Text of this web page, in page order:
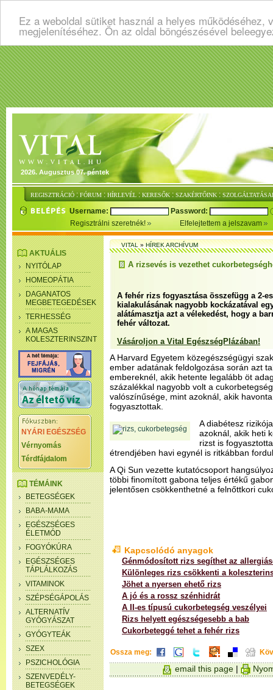
Ez a weboldal sütiket használ a helyes
megjelenítéséhez. Ön az oldal böngészésével
2026. Augusztus 07. péntek
REGISZTRÁCIÓ : FÓRUM : HÍRLEVÉL : KERESŐK : SZAKÉRTŐINK :
Username:
Password:
Regisztrálni szeretnék!
Elfelejtettem a jelszavam
AKTUÁLIS
NYITÓLAP
HOMEOPÁTIA
DAGANATOS
MEGBETEGEDÉSEK
TERHESSÉG
A MAGAS
KOLESZTERINSZINT
NYÁRI EGÉSZSÉG
Vérnyomás
Térdfájdalom
TÉMÁINK
BETEGSÉGEK
BABA-MAMA
EGÉSZSÉGES
ÉLETMÓD
FOGYÓKÚRA
EGÉSZSÉGES
TÁPLÁLKOZÁS
VITAMINOK
SZÉPSÉGÁPOLÁS
ALTERNATÍV
GYÓGYÁSZAT
GYÓGYTEÁK
SZEX
PSZICHOLÓGIA
SZENVEDÉLY-
BETEGSÉGEK
VITAL»HÍREK ARCHÍVUM
A rizsevés is vezethet
A fehér rizs fogyasztása összefügg a 2-
kialakulásának nagyobb kockázatával
alátámasztja azt a vélekedést, hogy a
fehér változat.
Vásároljon a Vital EgészségPlázában!
A Harvard Egyetem közegészségügyi
ember adatának feldolgozása során azt
embereknél, akik hetente legalább öt
százalékkal nagyobb volt a
valószínűsége, mint azoknál, akik
fogyasztottak.
A diabétesz
azoknál, akik heti
rizst is
étrendjében havi egynél is ritkábban
A Qi Sun vezette kutatócsoport
többi finomított gabona teljes értékű
jelentősen csökkenthetné a felnőttkori
Kapcsolódó anyagok
Génmódosított rizs segíthet az
Különleges rizs csökkenti a
Jöhet a nyersen ehető rizs
A jó és a rossz szénhidrát
A II-es típusú cukorbetegség veszélyei
Rizs helyett egészségesebb a bab
Cukorbeteggé tehet a fehér rizs
Ossza meg:
email this page |